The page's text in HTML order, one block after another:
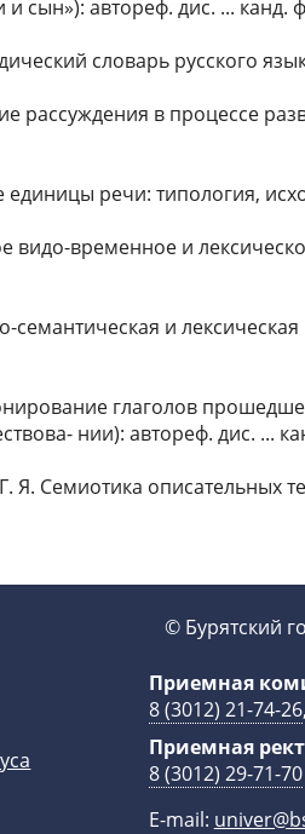
сын»): автореф. дис. ... канд.
словарь русского
в процессе
речи: типология,
видо-временное и
семантическая и
глаголов
нии): автореф. дис. ...
Семиотика описательных
© Бурятский
Приемная
8 (3012) 21-74-26,
Приемная
8 (3012) 29-71-70
E-mail: